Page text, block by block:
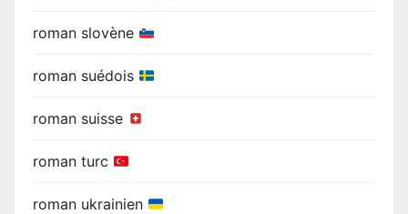
roman slovène
roman suédois
roman suisse
roman turc
roman ukrainien